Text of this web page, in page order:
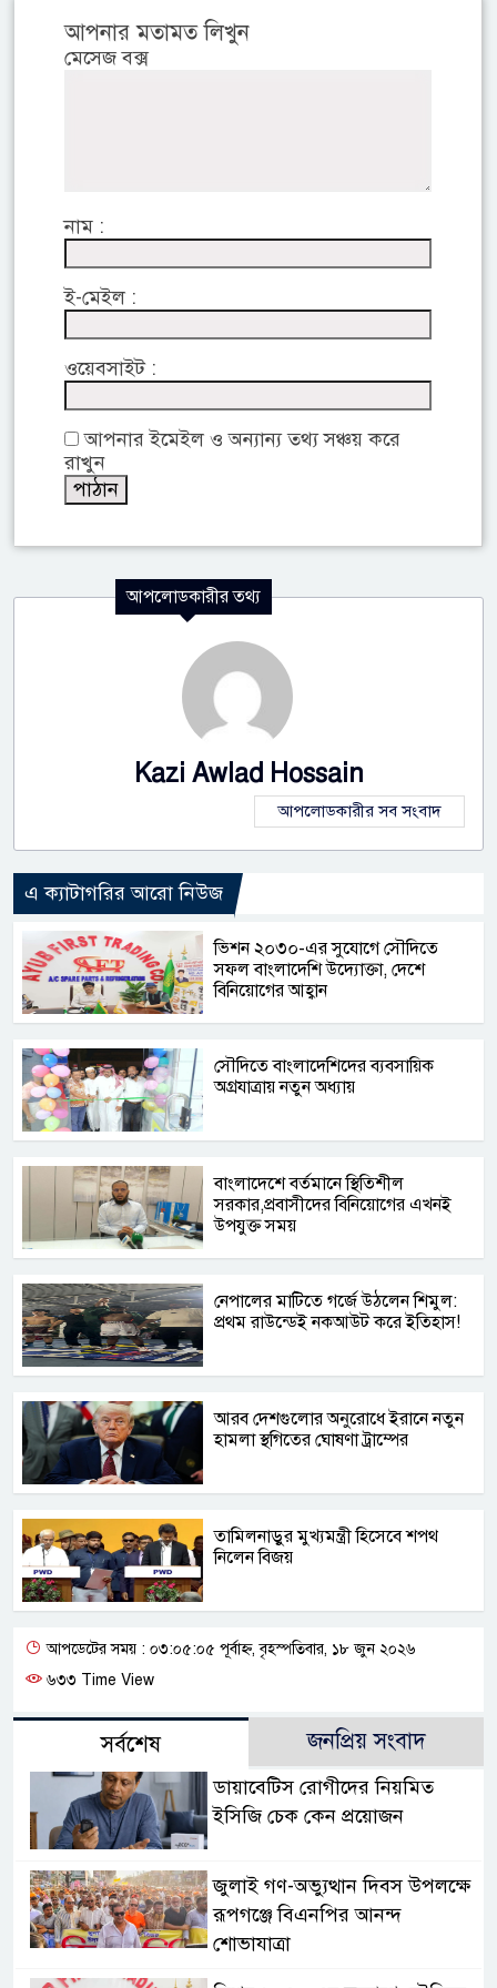
আপনার মতামত লিখুন
মেসেজ বক্স
নাম :
ই-মেইল :
ওয়েবসাইট :
আপনার ইমেইল ও অন্যান্য তথ্য সঞ্চয় করে
রাখুন
আপলোডকারীর তথ্য
Kazi Awlad Hossain
আপলোডকারীর সব সংবাদ
এ ক্যাটাগরির আরো নিউজ
ভিশন ২০৩০-এর সুযোগে সৌদিতে
সফল বাংলাদেশি উদ্যোক্তা, দেশে
বিনিয়োগের আহ্বান
সৌদিতে বাংলাদেশিদের ব্যবসায়িক
অগ্রযাত্রায় নতুন অধ্যায়
বাংলাদেশে বর্তমানে স্থিতিশীল
সরকার,প্রবাসীদের বিনিয়োগের এখনই
উপযুক্ত সময়
নেপালের মাটিতে গর্জে উঠলেন শিমুল:
প্রথম রাউন্ডেই নকআউট করে ইতিহাস!
আরব দেশগুলোর অনুরোধে ইরানে নতুন
হামলা স্থগিতের ঘোষণা ট্রাম্পের
তামিলনাড়ুর মুখ্যমন্ত্রী হিসেবে শপথ
নিলেন বিজয়
আপডেটের সময় : ০৩:০৫:০৫ পূর্বাহ্ন, বৃহস্পতিবার, ১৮ জুন ২০২৬
৬৩৩ Time View
সর্বশেষ জনপ্রিয় সংবাদ
ডায়াবেটিস রোগীদের নিয়মিত
ইসিজি চেক কেন প্রয়োজন
জুলাই গণ-অভ্যুত্থান দিবস উপলক্ষে
রূপগঞ্জে বিএনপির আনন্দ
শোভাযাত্রা